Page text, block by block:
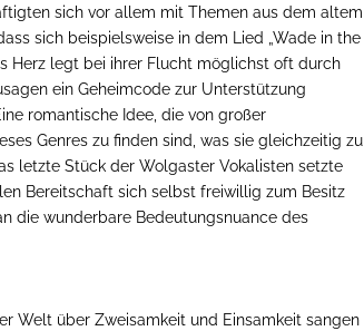
sich vor allem mit Themen aus dem altem
sich beispielsweise in dem Lied „Wade in the
Herz legt bei ihrer Flucht möglichst oft durch
ein Geheimcode zur Unterstützung
romantische Idee, die von großer
Genres zu finden sind, was sie gleichzeitig zu
letzte Stück der Wolgaster Vokalisten setzte
Bereitschaft sich selbst freiwillig zum Besitz
die wunderbare Bedeutungsnuance des
Welt über Zweisamkeit und Einsamkeit sangen